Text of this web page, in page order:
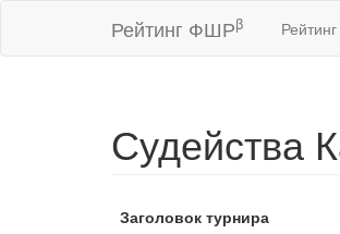
Рейтинг ФШРβ Рейтинг
Судейства
Заголовок турнира